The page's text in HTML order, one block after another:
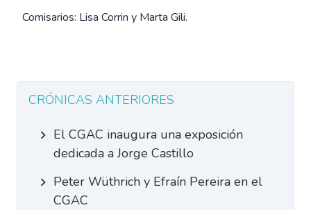
Comisarios: Lisa Corrin y Marta Gili.
CRÓNICAS ANTERIORES
El CGAC inaugura una exposición
dedicada a Jorge Castillo
Peter Wüthrich y Efraín Pereira en el
CGAC